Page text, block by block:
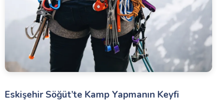
Eskişehir Söğüt’te Kamp Yapmanın Keyfi